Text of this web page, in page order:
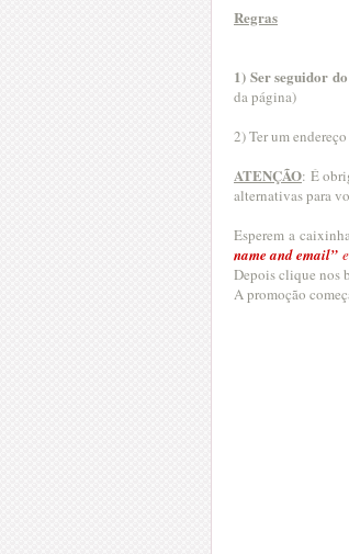
Regras
1) Ser seguidor
da página)
2) Ter um
ATENÇÃO: É
alternativas para
Esperem a
name and email”
Depois clique nos
A promoção